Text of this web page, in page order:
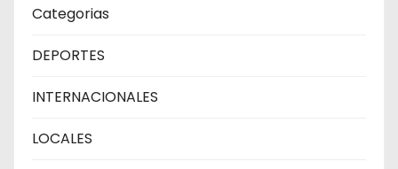
Categorias
DEPORTES
INTERNACIONALES
LOCALES